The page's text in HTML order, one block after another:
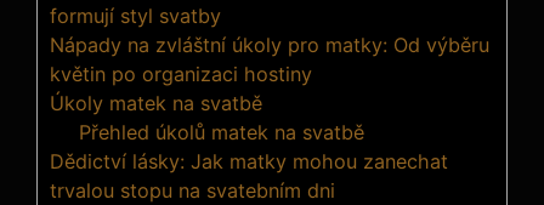
formují styl svatby
Nápady na zvláštní úkoly pro matky: Od výběru
květin po organizaci hostiny
Úkoly matek na svatbě
Přehled úkolů matek na svatbě
Dědictví lásky: Jak matky mohou zanechat
trvalou stopu na svatebním dni